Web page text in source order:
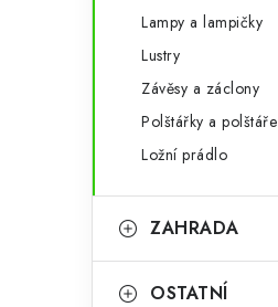
Lampy a lampičky
Lustry
Závěsy a záclony
Polštářky a polštáře
Ložní prádlo
ZAHRADA
OSTATNÍ